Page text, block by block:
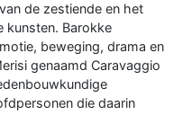
de zestiende en het
kunsten. Barokke
beweging, drama en
genaamd Caravaggio
die daarin